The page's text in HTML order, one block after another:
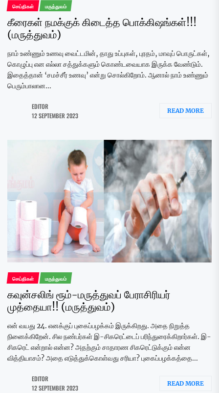
செய்திகள் மருத்துவம்
கீரைகள் நமக்குக் கிடைத்த பொக்கிஷங்கள்!!!
(மருத்துவம்)
நாம் உண்ணும் உணவு வைட்டமின், தாது உப்புகள், புரதம், மாவுப் பொருட்கள்,
கொழுப்பு என எல்லா சத்துக்களும் கொண்டவையாக இருக்க வேண்டும்.
இதைத்தான் ‘சமச்சீர் உணவு’ என்று சொல்கிறோம். ஆனால் நாம் உண்ணும்
பெரும்பாலான...
EDITOR
12 SEPTEMBER 2023
READ MORE
செய்திகள் மருத்துவம்
கவுன்சலிங் ரூம்-மருத்துவப் பேராசிரியர்
முத்தையா!! (மருத்துவம்)
என் வயது 24. எனக்குப் புகைப்பழக்கம் இருக்கிறது. அதை நிறுத்த
நினைக்கிறேன். சில நண்பர்கள் இ-சிகரெட்டைப் பரிந்துரைக்கிறார்கள். இ-
சிகரெட் என்றால் என்ன? அதற்கும் சாதாரண சிகரெட்டுக்கும் என்ன
வித்தியாசம்? அதை எடுத்துக்கொள்வது சரியா? புகைப்பழக்கத்தை...
EDITOR
12 SEPTEMBER 2023
READ MORE